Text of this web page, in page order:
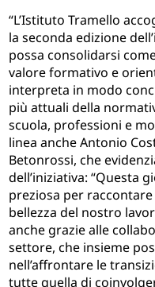
“L’Istituto Tramello
la seconda edizione
possa consolidarsi
valore formativo e
interpreta in modo
più attuali della
scuola, professioni e
linea anche Antonio
Betonrossi, che
dell’iniziativa: “Questa
preziosa per
bellezza del nostro
anche grazie alle
settore, che insieme
nell’affrontare le
tutte quella di